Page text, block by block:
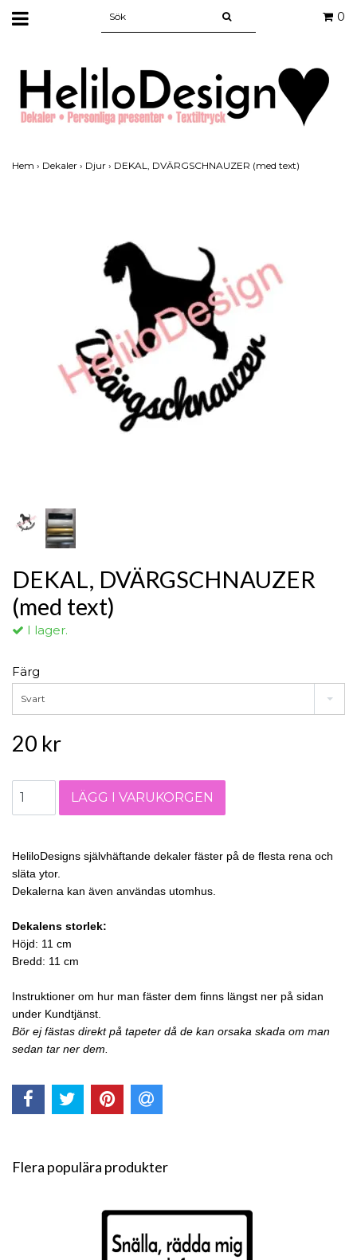
0
Hem › Dekaler › Djur › DEKAL, DVÄRGSCHNAUZER (med text)
DEKAL, DVÄRGSCHNAUZER
(med text)
I lager.
Färg
Svart
20 kr
HeliloDesigns självhäftande dekaler fäster på de flesta rena och
släta ytor.
Dekalerna kan även användas utomhus.
Dekalens storlek:
Höjd: 11 cm
Bredd: 11 cm
Instruktioner om hur man fäster dem finns längst ner på sidan
under Kundtjänst.
Bör ej fästas direkt på tapeter då de kan orsaka skada om man
sedan tar ner dem.
Flera populära produkter